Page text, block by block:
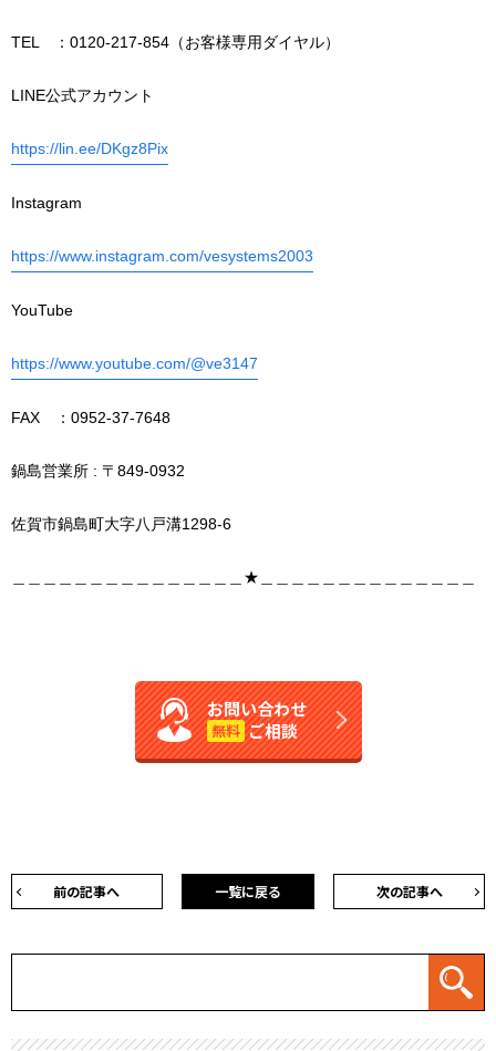
TEL ：0120-217-854（お客様専用ダイヤル）
LINE公式アカウント
https://lin.ee/DKgz8Pix
Instagram
https://www.instagram.com/vesystems2003
YouTube
https://www.youtube.com/@ve3147
FAX ：0952-37-7648
鍋島営業所 : 〒849-0932
佐賀市鍋島町大字八戸溝1298-6
＿＿＿＿＿＿＿＿＿＿＿＿＿＿＿★＿＿＿＿＿＿＿＿＿＿＿＿＿＿
お問い合わせ
無料 ご相談
前の記事へ 次の記事へ
一覧に戻る